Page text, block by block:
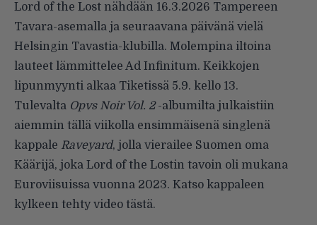
Lord of the Lost nähdään 16.3.2026 Tampereen
Tavara-asemalla ja seuraavana päivänä vielä
Helsingin Tavastia-klubilla. Molempina iltoina
lauteet lämmittelee Ad Infinitum. Keikkojen
lipunmyynti alkaa Tiketissä 5.9. kello 13.
Tulevalta Opvs Noir Vol. 2-albumilta julkaistiin
aiemmin tällä viikolla ensimmäisenä singlenä
kappale Raveyard, jolla vierailee Suomen oma
Käärijä, joka Lord of the Lostin tavoin oli mukana
Euroviisuissa vuonna 2023. Katso kappaleen
kylkeen tehty video tästä.